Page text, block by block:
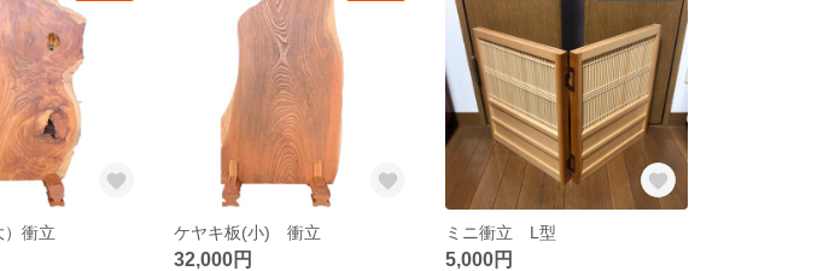
）衝立 ケヤキ板(小) 衝立
32,000円
ミニ衝立 L型
5,000円